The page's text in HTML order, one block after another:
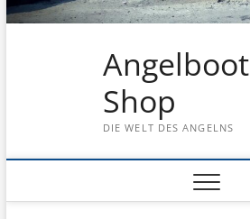
Angelboot
Shop
DIE WELT DES ANGELNS